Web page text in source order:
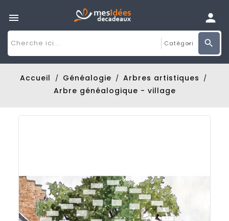

Accueil Généalogie
Arbres artistiques
Arbre généalogique - village